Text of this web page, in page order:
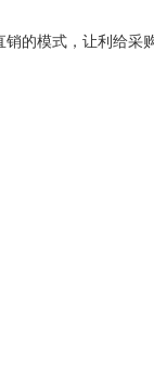
的模式，让利给采